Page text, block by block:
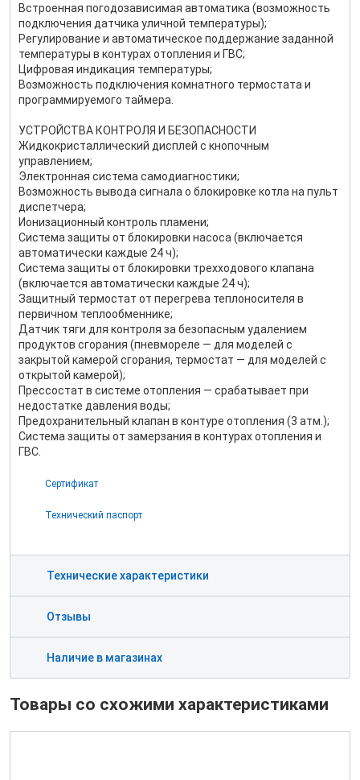
Встроенная погодозависимая автоматика (возможность
подключения датчика уличной температуры);
Регулирование и автоматическое поддержание заданной
температуры в контурах отопления и ГВС;
Цифровая индикация температуры;
Возможность подключения комнатного термостата и
программируемого таймера.
УСТРОЙСТВА КОНТРОЛЯ И БЕЗОПАСНОСТИ
Жидкокристаллический дисплей с кнопочным
управлением;
Электронная система самодиагностики;
Возможность вывода сигнала о блокировке котла на пульт
диспетчера;
Ионизационный контроль пламени;
Система защиты от блокировки насоса (включается
автоматически каждые 24 ч);
Система защиты от блокировки трехходового клапана
(включается автоматически каждые 24 ч);
Защитный термостат от перегрева теплоносителя в
первичном теплообменнике;
Датчик тяги для контроля за безопасным удалением
продуктов сгорания (пневмореле — для моделей с
закрытой камерой сгорания, термостат — для моделей с
открытой камерой);
Прессостат в системе отопления — срабатывает при
недостатке давления воды;
Предохранительный клапан в контуре отопления (3 атм.);
Система защиты от замерзания в контурах отопления и
ГВС.
Сертификат
Технический паспорт
Технические характеристики
Отзывы
Наличие в магазинах
Товары со схожими характеристиками